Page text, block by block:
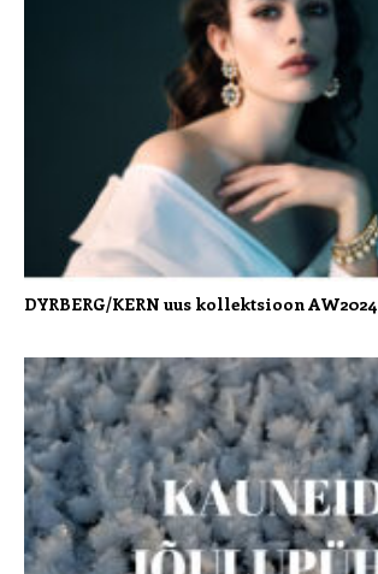
DYRBERG/KERN uus kollektsioon AW2024